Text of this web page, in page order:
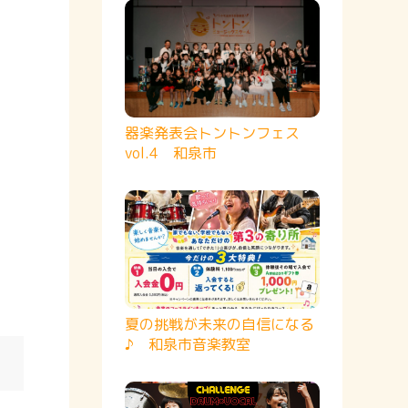
器楽発表会トントンフェス
vol.4 和泉市
夏の挑戦が未来の自信になる
♪ 和泉市音楽教室